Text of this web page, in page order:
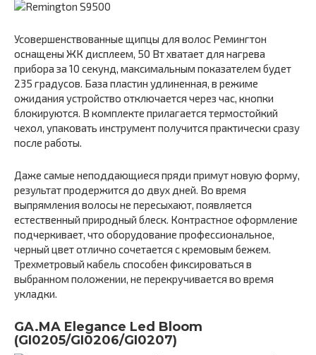
Усовершенствованные щипцы для волос Ремингтон
оснащены ЖК дисплеем, 50 Вт хватает для нагрева
прибора за 10 секунд, максимальным показателем будет
235 градусов. База пластин удлиненная, в режиме
ожидания устройство отключается через час, кнопки
блокируются. В комплекте прилагается термостойкий
чехол, упаковать инструмент получится практически сразу
после работы.
Даже самые неподдающиеся пряди примут новую форму,
результат продержится до двух дней. Во время
выпрямления волосы не пересыхают, появляется
естественный природный блеск. Контрастное оформление
подчеркивает, что оборудование профессиональное,
черный цвет отлично сочетается с кремовым бежем.
Трехметровый кабель способен фиксироваться в
выбранном положении, не перекручивается во время
укладки.
GA.MA Elegance Led Bloom
(GI0205/GI0206/GI0207)